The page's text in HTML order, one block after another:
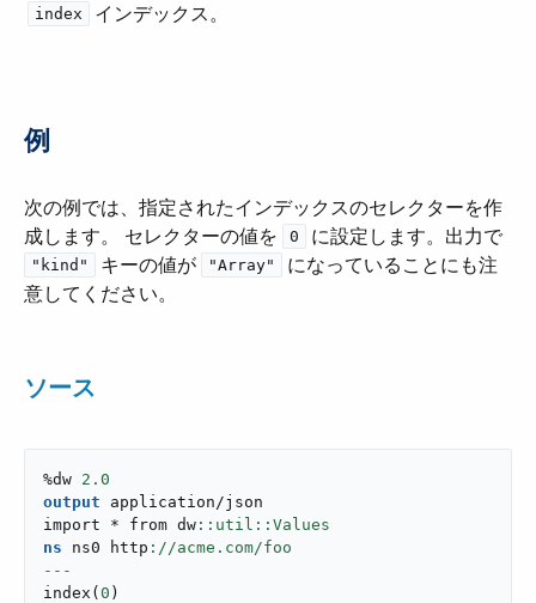
index インデックス。
例
次の例では、指定されたインデックスのセレクターを作
成します。 セレクターの値を ​
0 ​ に設定します。出力で ​
"kind" ​ キーの値が ​ "Array"
​ になっていることにも注
意してください。
ソース
%dw 2.0
output
application/json
import * from dw
ns ns0 http
---
index ( 0 )